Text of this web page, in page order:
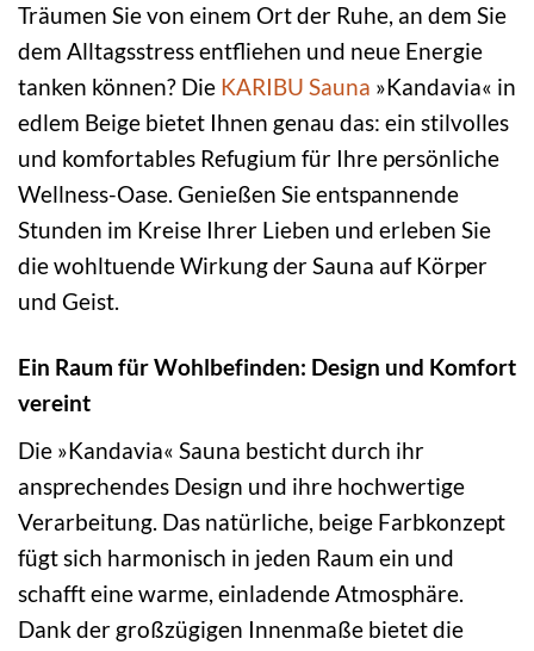
Träumen Sie von einem Ort der Ruhe, an dem Sie
dem Alltagsstress entfliehen und neue Energie
tanken können? Die KARIBU Sauna »Kandavia« in
edlem Beige bietet Ihnen genau das: ein stilvolles
und komfortables Refugium für Ihre persönliche
Wellness-Oase. Genießen Sie entspannende
Stunden im Kreise Ihrer Lieben und erleben Sie
die wohltuende Wirkung der Sauna auf Körper
und Geist.
Ein Raum für Wohlbefinden: Design und Komfort
vereint
Die »Kandavia« Sauna besticht durch ihr
ansprechendes Design und ihre hochwertige
Verarbeitung. Das natürliche, beige Farbkonzept
fügt sich harmonisch in jeden Raum ein und
schafft eine warme, einladende Atmosphäre.
Dank der großzügigen Innenmaße bietet die